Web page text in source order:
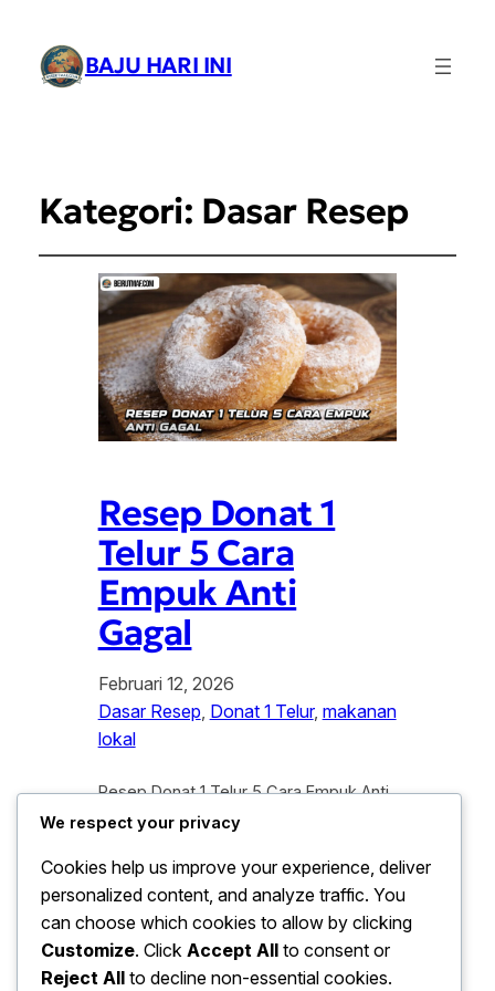
BAJU HARI INI
Kategori: Dasar Resep
Resep Donat 1
Telur 5 Cara
Empuk Anti
Gagal
Februari 12, 2026
Dasar Resep, Donat 1 Telur, makanan
lokal
Resep Donat 1 Telur 5 Cara Empuk Anti
Gagal. Resep donat 1 telur menjadi
praktis, ekonomis, dan tetap
menghasilkan tekstur lembut. Selain itu,
bahan yang di gunakan mudah di
temukan di dapur rumah tangga. Oleh
karena itu, resep donat 1 telur sering di
We respect your privacy
Cookies help us improve your experience, deliver
personalized content, and analyze traffic. You
can choose which cookies to allow by clicking
Customize. Click Accept All to consent or
Reject All to decline non-essential cookies.